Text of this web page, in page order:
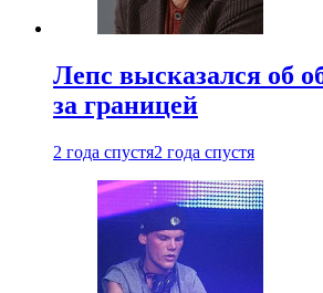
Лепс высказался об
за границей
2 года спустя2 года спустя